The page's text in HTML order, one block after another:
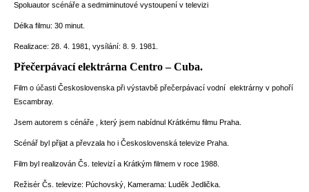
Spoluautor scénáře a sedmiminutové vystoupení v televizi
Délka filmu: 30 minut.
Realizace: 28. 4. 1981, vysílání: 8. 9. 1981.
Přečerpávací elektrárna Centro – Cuba.
Film o účasti Československa při výstavbě přečerpávací vodní elektrárny v pohoří
Escambray.
Jsem autorem s cénáře , který jsem nabídnul Krátkému filmu Praha.
Scénář byl přijat a převzala ho i Československá televize Praha.
Film byl realizován Čs. televizí a Krátkým filmem v roce 1988.
Režisér Čs. televize: Púchovský, Kamerama: Luděk Jedlička.